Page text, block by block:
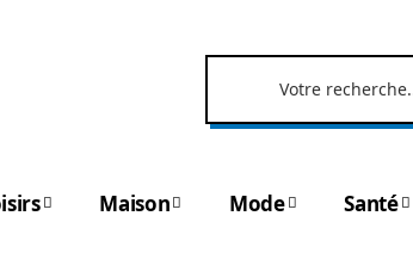
Maison Mode Santé